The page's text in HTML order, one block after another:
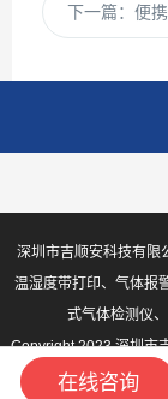
下一篇： 便
深圳市吉顺安科技有限
温湿度带打印、气体报
式气体检测仪
Copyright 2023 深圳市
在线咨询